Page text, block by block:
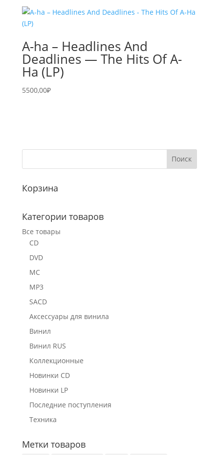
A-ha – Headlines And
Deadlines — The Hits Of A-
Ha (LP)
5500,00₽
Корзина
Категории товаров
Все товары
CD
DVD
MC
MP3
SACD
Аксессуары для винила
Винил
Винил RUS
Коллекционные
Новинки CD
Новинки LP
Последние поступления
Техника
Метки товаров